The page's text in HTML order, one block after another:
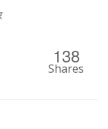
138
Shares